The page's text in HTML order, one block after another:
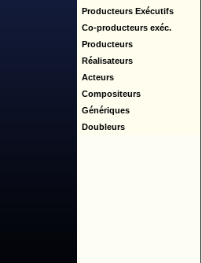
Producteurs Exécutifs
Co-producteurs exéc.
Producteurs
Réalisateurs
Acteurs
Compositeurs
Génériques
Doubleurs